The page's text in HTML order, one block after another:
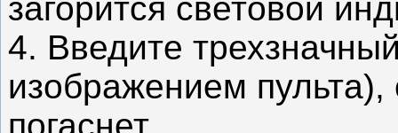
загорится световой
4. Введите
изображением пульта),